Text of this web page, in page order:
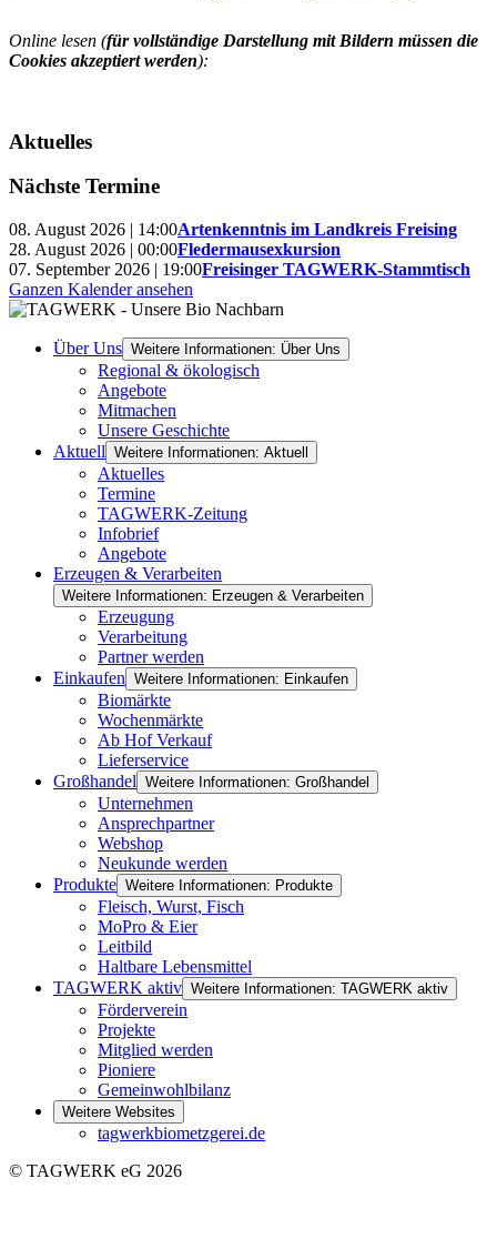
Online lesen (für vollständige Darstellung mit Bildern müssen die
Cookies akzeptiert werden):
Aktuelles
Nächste Termine
08. August 2026 | 14:00Artenkenntnis im Landkreis Freising
28. August 2026 | 00:00Fledermausexkursion
07. September 2026 | 19:00Freisinger TAGWERK-Stammtisch
Ganzen Kalender ansehen
Über Uns Weitere Informationen: Über Uns
Regional & ökologisch
Angebote
Mitmachen
Unsere Geschichte
Aktuell Weitere Informationen: Aktuell
Aktuelles
Termine
TAGWERK-Zeitung
Infobrief
Angebote
Erzeugen & Verarbeiten
Weitere Informationen: Erzeugen & Verarbeiten
Erzeugung
Verarbeitung
Partner werden
Einkaufen Weitere Informationen: Einkaufen
Biomärkte
Wochenmärkte
Ab Hof Verkauf
Lieferservice
Großhandel Weitere Informationen: Großhandel
Unternehmen
Ansprechpartner
Webshop
Neukunde werden
Produkte Weitere Informationen: Produkte
Fleisch, Wurst, Fisch
MoPro & Eier
Leitbild
Haltbare Lebensmittel
TAGWERK aktiv Weitere Informationen: TAGWERK aktiv
Förderverein
Projekte
Mitglied werden
Pioniere
Gemeinwohlbilanz
Weitere Websites
tagwerkbiometzgerei.de
© TAGWERK eG 2026